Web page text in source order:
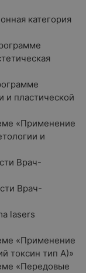
категория
и пластической
«Применение
и
Врач-
Врач-
lasers
«Применение
токсин тип А)»
«Передовые